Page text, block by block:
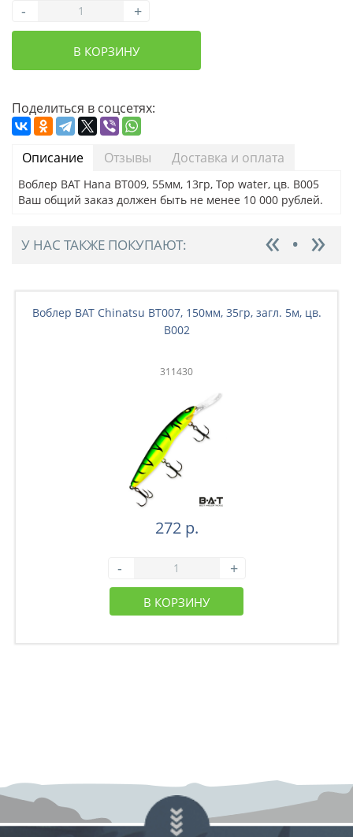
- +
В КОРЗИНУ
Поделиться в соцсетях:
Описание Отзывы Доставка и оплата
Воблер BAT Hana BT009, 55мм, 13гр, Top water, цв. B005
Ваш общий заказ должен быть не менее 10 000 рублей.
У НАС ТАКЖЕ ПОКУПАЮТ:
Воблер BAT Chinatsu BT007, 150мм, 35гр, загл. 5м, цв.
B002
311430
272 р.
- +
В КОРЗИНУ